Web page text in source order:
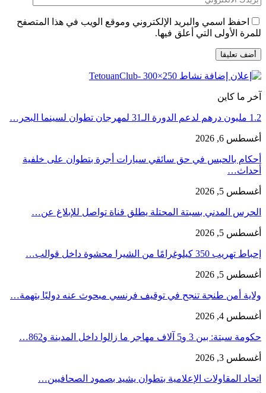
احفظ اسمي والبريد الإلكتروني وموقع الويب في هذا المتصفح
للمرة الأولى التي أعلق فيها.
آخر ما كاين
1.2 مليون درهم لدعم الدورة الـ31 لمهرجان تطوان لسينما البحر…
أغسطس 6, 2026
أحكام بالحبس في حق سائقي سيارات أجرة بتطوان على خلفية
أحداث…
أغسطس 5, 2026
الحرس المدني بسبتة المحتلة يطلق قناة تواصل للإبلاغ عن…
أغسطس 5, 2026
إحباط تهريب 350 كيلوغرامًا من الشيرا محشوة داخل قوالب…
أغسطس 5, 2026
ولاية أمن طنجة تنجح في توقيف فرنسي مبحوث عنه دوليًا بتهمة…
أغسطس 4, 2026
حكومة سبتة: بين 3 و5 آلاف مهاجر ما زالوا داخل المدينة و862…
أغسطس 3, 2026
اتحاد المقاولات الإعلامية بتطوان يشيد بصمود الصحافيين…